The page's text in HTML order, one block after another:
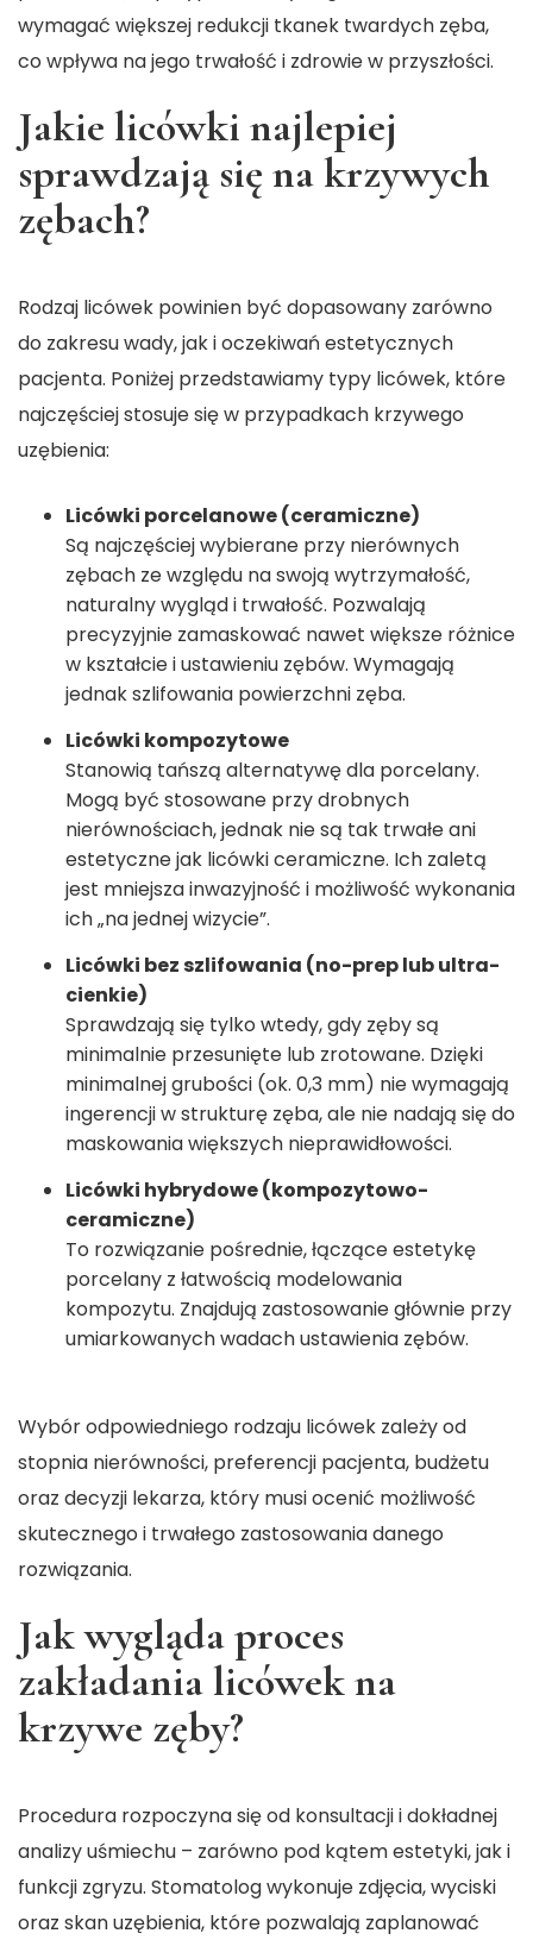
wymagać większej redukcji tkanek twardych zęba,
co wpływa na jego trwałość i zdrowie w przyszłości.
Jakie licówki najlepiej
sprawdzają się na krzywych
zębach?
Rodzaj licówek powinien być dopasowany zarówno
do zakresu wady, jak i oczekiwań estetycznych
pacjenta. Poniżej przedstawiamy typy licówek, które
najczęściej stosuje się w przypadkach krzywego
uzębienia:
Licówki porcelanowe (ceramiczne)
Są najczęściej wybierane przy nierównych
zębach ze względu na swoją wytrzymałość,
naturalny wygląd i trwałość. Pozwalają
precyzyjnie zamaskować nawet większe różnice
w kształcie i ustawieniu zębów. Wymagają
jednak szlifowania powierzchni zęba.
Licówki kompozytowe
Stanowią tańszą alternatywę dla porcelany.
Mogą być stosowane przy drobnych
nierównościach, jednak nie są tak trwałe ani
estetyczne jak licówki ceramiczne. Ich zaletą
jest mniejsza inwazyjność i możliwość wykonania
ich „na jednej wizycie”.
Licówki bez szlifowania (no-prep lub ultra-
cienkie)
Sprawdzają się tylko wtedy, gdy zęby są
minimalnie przesunięte lub zrotowane. Dzięki
minimalnej grubości (ok. 0,3 mm) nie wymagają
ingerencji w strukturę zęba, ale nie nadają się do
maskowania większych nieprawidłowości.
Licówki hybrydowe (kompozytowo-
ceramiczne)
To rozwiązanie pośrednie, łączące estetykę
porcelany z łatwością modelowania
kompozytu. Znajdują zastosowanie głównie przy
umiarkowanych wadach ustawienia zębów.
Wybór odpowiedniego rodzaju licówek zależy od
stopnia nierówności, preferencji pacjenta, budżetu
oraz decyzji lekarza, który musi ocenić możliwość
skutecznego i trwałego zastosowania danego
rozwiązania.
Jak wygląda proces
zakładania licówek na
krzywe zęby?
Procedura rozpoczyna się od konsultacji i dokładnej
analizy uśmiechu – zarówno pod kątem estetyki, jak i
funkcji zgryzu. Stomatolog wykonuje zdjęcia, wyciski
oraz skan uzębienia, które pozwalają zaplanować